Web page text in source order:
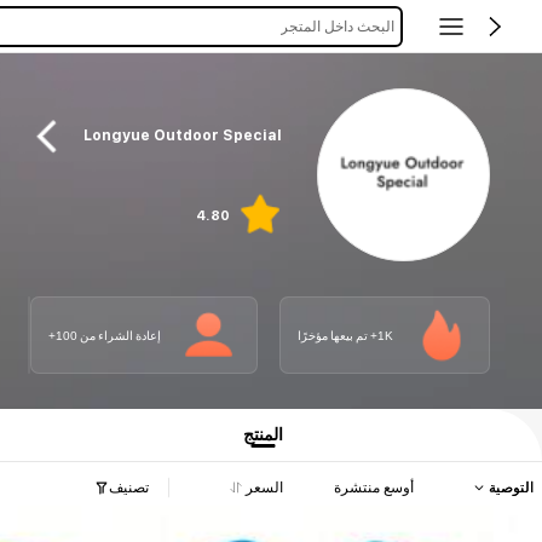
البحث داخل المتجر
Longyue Outdoor Special
4.80
1K+ تم بيعها مؤخرًا إعادة الشراء من 100+
المنتج
التوصية أوسع منتشرة السعر تصنيف